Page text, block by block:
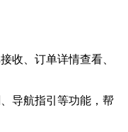
收、订单详情查看、
导航指引等功能，帮